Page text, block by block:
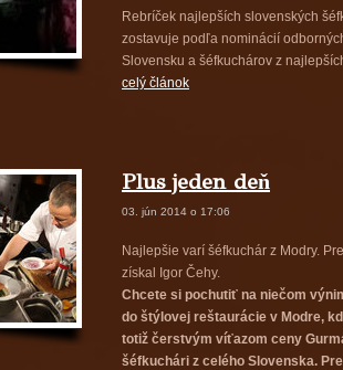
Rebríček najlepších slovenských
zostavuje podľa nominácií
Slovensku a šéfkuchárov z
celý článok
Plus jeden deň
03. jún 2014 o 17:06
Najlepšie varí šéfkuchár z Modry.
získal Igor Čehy.
Chcete si pochutiť na niečom
do štýlovej reštaurácie v Modre,
totiž čerstvým víťazom ceny
šéfkuchári z celého Slovenska.